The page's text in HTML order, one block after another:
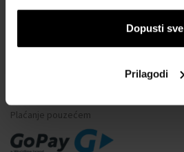
Dopusti sve
Prilagodi
Promjena pristanka za kolačiće
Plaćanje pouzećem